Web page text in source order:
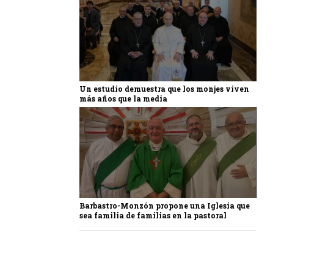
Un estudio demuestra que los monjes viven
más años que la media
Barbastro-Monzón propone una Iglesia que
sea familia de familias en la pastoral